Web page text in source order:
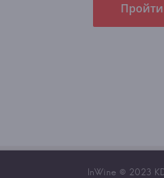
Пройти
InWine © 2023